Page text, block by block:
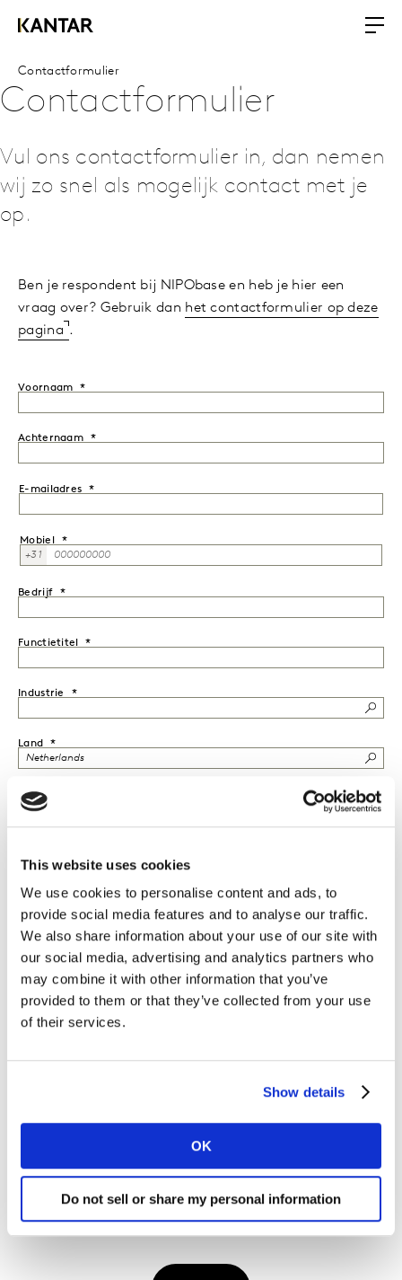
This website uses cookies
We use cookies to personalise content and ads, to
provide social media features and to analyse our traffic.
We also share information about your use of our site with
our social media, advertising and analytics partners who
may combine it with other information that you’ve
provided to them or that they’ve collected from your use
of their services.
Show details
OK
Do not sell or share my personal information
Contactformulier
Contactformulier
Vul ons contactformulier in, dan nemen
wij zo snel als mogelijk contact met je
op.
Ben je respondent bij NIPObase en heb je hier een
vraag over? Gebruik dan het contactformulier op deze
pagina .
Voornaam
Achternaam
E-mailadres
Mobiel
+31
Bedrijf
Functietitel
Industrie
Land
Met wie wil je contact opnemen?
Ik wil marketingcommunicatie van Kantar ontvangen.
bevestig dat ik de privacyverklaring van Kantar heb begrepen.
Door dit formulier in te dienen, ga je ermee akkoord dat Kantar